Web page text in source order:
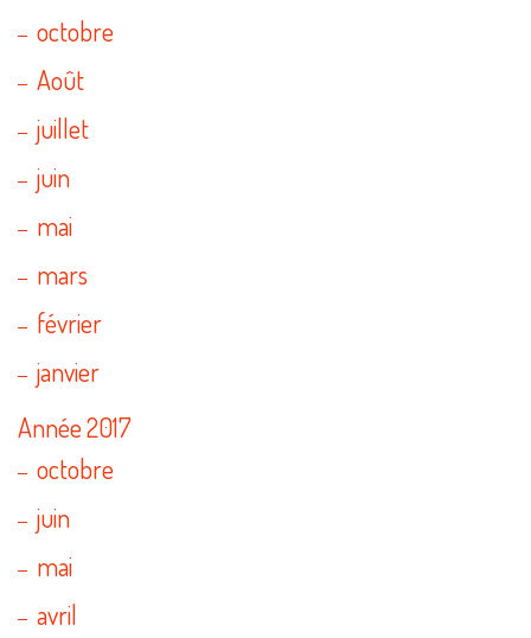
octobre
Août
juillet
juin
mai
mars
février
janvier
Année 2017
octobre
juin
mai
avril